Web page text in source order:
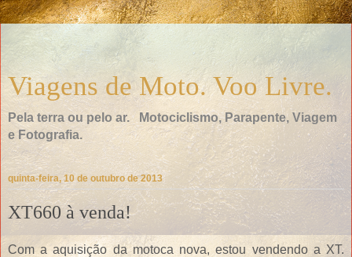
Viagens de Moto. Voo Livre.
Pela terra ou pelo ar. Motociclismo, Parapente, Viagem
e Fotografia.
quinta-feira, 10 de outubro de 2013
XT660 à venda!
Com a aquisição da motoca nova, estou vendendo a XT.